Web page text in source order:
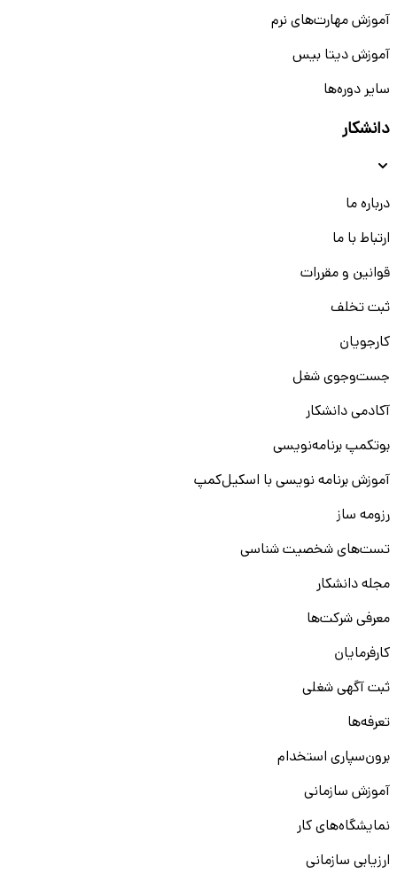
آموزش مهارت‌های نرم
آموزش دیتا بیس
سایر دوره‌ها
دانشکار
درباره ما
ارتباط با ما
قوانین و مقررات
ثبت تخلف
کارجویان
جست‌و‌جوی شغل
آکادمی دانشکار
بوتکمپ برنامه‌نویسی
آموزش برنامه نویسی با اسکیل‌کمپ
رزومه ساز
تست‌های شخصیت شناسی
مجله دانشکار
معرفی شرکت‌ها
کارفرمایان
ثبت آگهی شغلی
تعرفه‌ها
برون‌سپاری استخدام
آموزش سازمانی
نمایشگاه‌های کار
ارزیابی سازمانی